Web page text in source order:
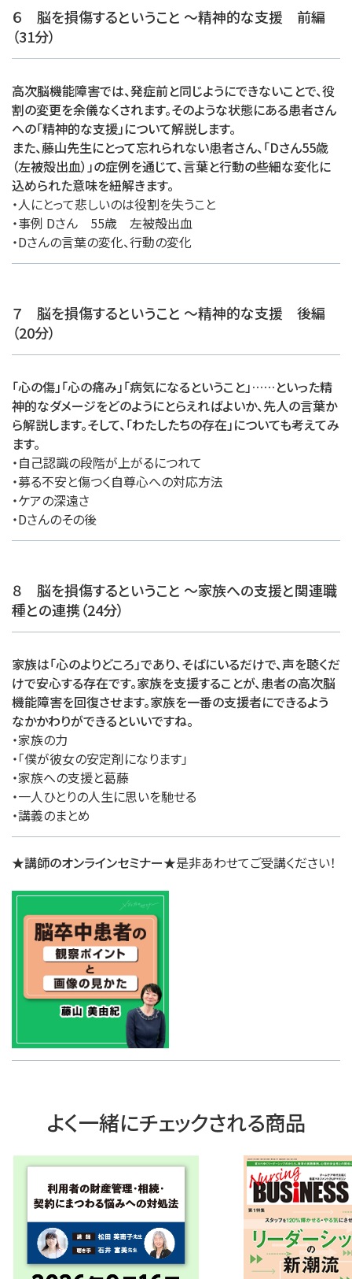
６ 脳を損傷するということ ～精神的な支援 前編
（31分）
高次脳機能障害では、発症前と同じようにできないことで、役
割の変更を余儀なくされます。そのような状態にある患者さん
への「精神的な支援」について解説します。
また、藤山先生にとって忘れられない患者さん、「Dさん55歳
（左被殻出血）」の症例を通じて、言葉と行動の些細な変化に
込められた意味を紐解きます。
・人にとって悲しいのは役割を失うこと
・事例 Dさん 55歳 左被殻出血
・Dさんの言葉の変化、行動の変化
７ 脳を損傷するということ ～精神的な支援 後編
（20分）
「心の傷」「心の痛み」「病気になるということ」……といった精
神的なダメージをどのようにとらえればよいか、先人の言葉か
ら解説します。そして、「わたしたちの存在」についても考えてみ
ます。
・自己認識の段階が上がるにつれて
・募る不安と傷つく自尊心への対応方法
・ケアの深遠さ
・Dさんのその後
８ 脳を損傷するということ ～家族への支援と関連職
種との連携（24分）
家族は「心のよりどころ」であり、そばにいるだけで、声を聴くだ
けで安心する存在です。家族を支援することが、患者の高次脳
機能障害を回復させます。家族を一番の支援者にできるよう
なかかわりができるといいですね。
・家族の力
・「僕が彼女の安定剤になります」
・家族への支援と葛藤
・一人ひとりの人生に思いを馳せる
・講義のまとめ
★講師のオンラインセミナー★是非あわせてご受講ください！
よく一緒にチェックされる商品